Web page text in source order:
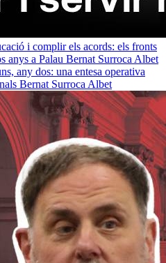
i complir els acords: els fronts
anys a Palau Bernat Surroca Albet
any dos: una entesa operativa
Bernat Surroca Albet